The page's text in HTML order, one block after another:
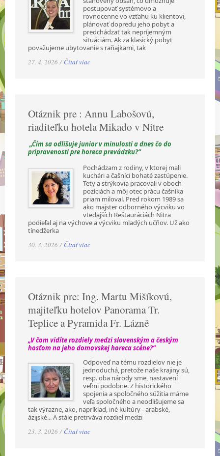
postupovať systémovo a
rovnocenne vo vzťahu ku klientovi,
plánovať dopredu jeho pobyt a
predchádzať tak nepríjemným
situáciám. Ak za klasický pobyt
považujeme ubytovanie s raňajkami, tak
27. 4. 2026 / Čítať viac
Otáznik pre : Annu Labošovú,
riaditeľku hotela Mikado v Nitre
„Čím sa odlišuje junior v minulosti a dnes čo do
pripravenosti pre horeca prevádzku?“
Pochádzam z rodiny, v ktorej mali
kuchári a čašníci bohaté zastúpenie.
Tety a strýkovia pracovali v oboch
pozíciách a môj otec prácu čašníka
priam miloval. Pred rokom 1989 sa
ako majster odborného výcviku vo
vtedajších Reštauráciách Nitra
podieľal aj na výchove a výcviku mladých učňov. Už ako
tínedžerka
30. 3. 2026 / Čítať viac
Otáznik pre: Ing. Martu Mišíkovú,
majiteľku hotelov Panorama Tr.
Teplice a Pyramida Fr. Lázně
„V čom vidíte rozdiely medzi slovenským a českým
hosťom na jeho domovskej horeca scéne?“
Odpoveď na tému rozdielov nie je
jednoduchá, pretože naše krajiny sú,
resp. oba národy sme, nastavení
veľmi podobne. Z historického
spojenia a spoločného súžitia máme
veľa spoločného a neodlišujeme sa
tak výrazne, ako, napríklad, iné kultúry - arabské,
ázijské... A stále pretrváva rozdiel medzi
23. 3. 2026 / Čítať viac